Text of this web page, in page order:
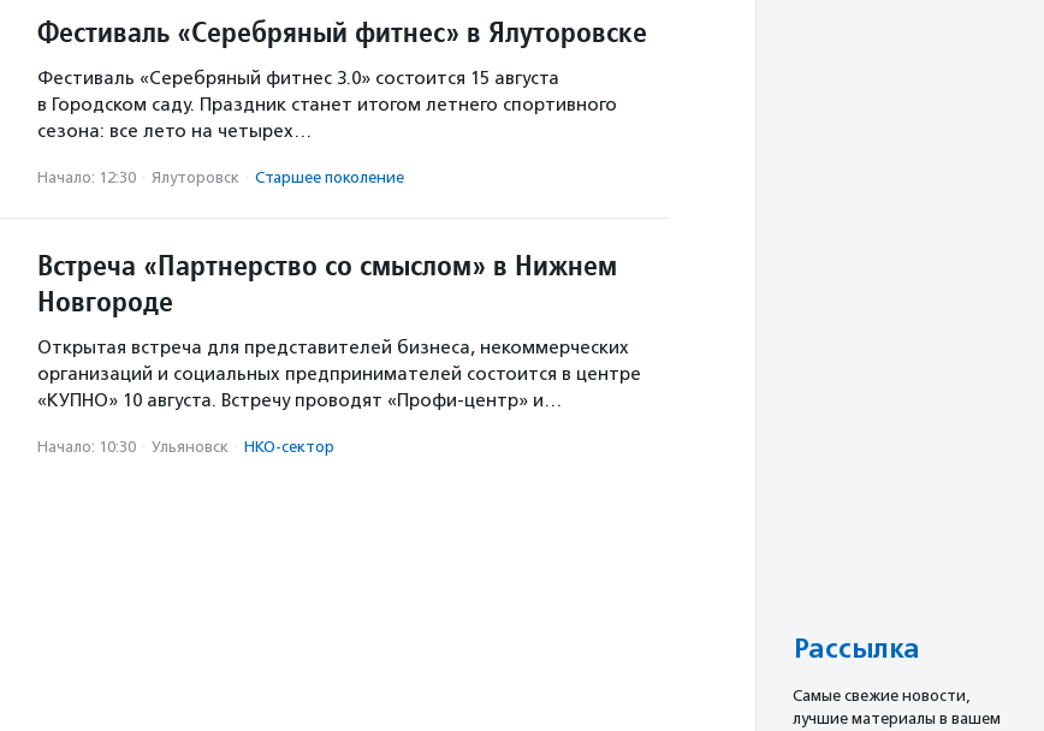
Фестиваль «Серебряный фитнес» в Ялуторовске
Фестиваль «Серебряный фитнес 3.0» состоится 15 августа
в Городском саду. Праздник станет итогом летнего спортивного
сезона: все лето на четырех…
Начало: 12:30 · Ялуторовск · Старшее поколение
Встреча «Партнерство со смыслом» в Нижнем
Новгороде
Открытая встреча для представителей бизнеса, некоммерческих
организаций и социальных предпринимателей состоится в центре
«КУПНО» 10 августа. Встречу проводят «Профи-центр» и…
Начало: 10:30 · Ульяновск · НКО-сектор
Рассылка
Cамые свежие новости,
лучшие материалы в вашем